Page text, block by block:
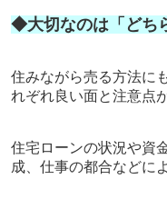
◆大切なのは「どち
住みながら売る方法に
れぞれ良い面と注意点
住宅ローンの状況や資
成、仕事の都合などに